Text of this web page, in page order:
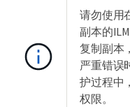
请勿使用
副本的
复制副本
严重错误
护过程中
权限。